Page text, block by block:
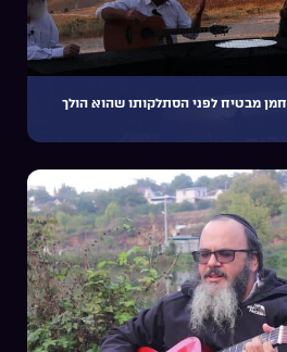
מבטיח לפני הסתלקותו שהוא הולך